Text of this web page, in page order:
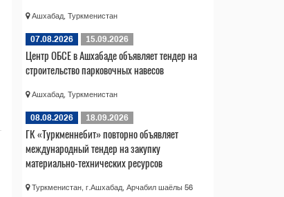
Ашхабад, Туркменистан
07.08.2026 15.09.2026
Центр ОБСЕ в Ашхабаде объявляет тендер на
строительство парковочных навесов
Ашхабад, Туркменистан
08.08.2026 18.09.2026
ГК «Туркменнебит» повторно объявляет
международный тендер на закупку
материально-технических ресурсов
Туркменистан, г.Ашхабад, Арчабил шаёлы 56